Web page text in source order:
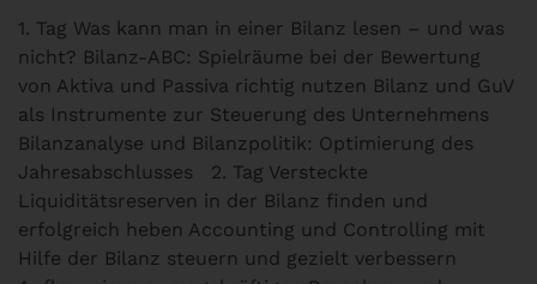
1. Tag Was kann man in einer Bilanz lesen – und was
nicht? Bilanz-ABC: Spielräume bei der Bewertung
von Aktiva und Passiva richtig nutzen Bilanz und GuV
als Instrumente zur Steuerung des Unternehmens
Bilanzanalyse und Bilanzpolitik: Optimierung des
Jahresabschlusses 2. Tag Versteckte
Liquiditätsreserven in der Bilanz finden und
erfolgreich heben Accounting und Controlling mit
Hilfe der Bilanz steuern und gezielt verbessern